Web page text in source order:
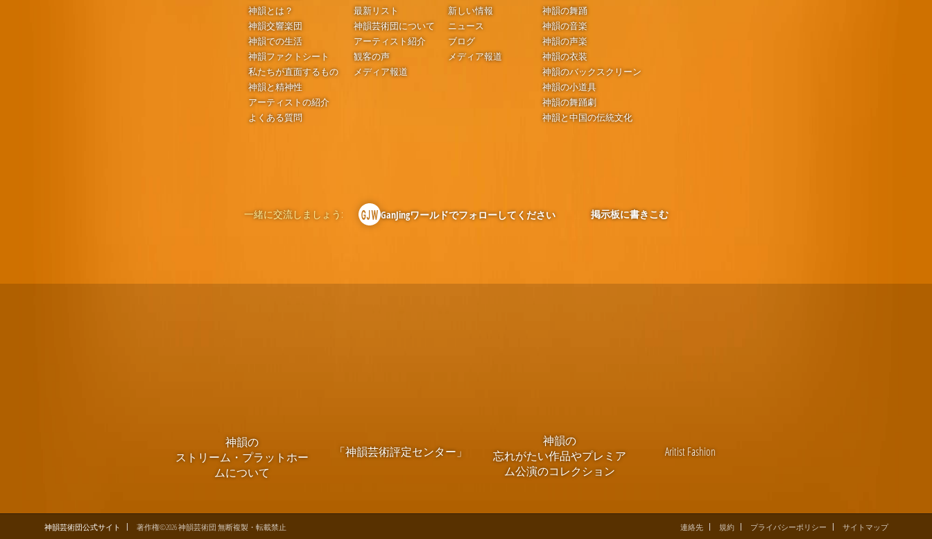
神韻とは？
神韻交響楽団
神韻での生活
神韻ファクトシート
私たちが直面するもの
神韻と精神性
アーティストの紹介
よくある質問
最新リスト
神韻芸術団について
アーティスト紹介
観客の声
メディア報道
新しい情報
ニュース
ブログ
メディア報道
神韻の舞踊
神韻の音楽
神韻の声楽
神韻の衣装
神韻のバックスクリーン
神韻の小道具
神韻の舞踊劇
神韻と中国の伝統文化
一緒に交流しましょう: GanJingワールドでフォローしてください 掲示板に書きこむ
神韻の
ストリーム・プラットホー
ムについて
「神韻芸術評定センター」
神韻の
忘れがたい作品やプレミア
ム公演のコレクション
Aritist Fashion
神韻芸術団公式サイト 著作権©2026 神韻芸術団 無断複製・転載禁止 連絡先 規約 プライバシーポリシー サイトマップ